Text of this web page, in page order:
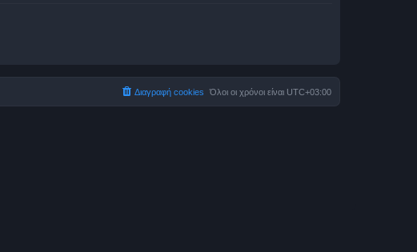
Όλοι οι χρόνοι είναι UTC+03:00
Διαγραφή cookies